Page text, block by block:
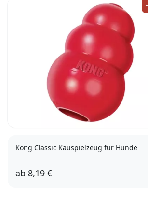
Kong Classic Kauspielzeug für Hunde
ab 8,19 €